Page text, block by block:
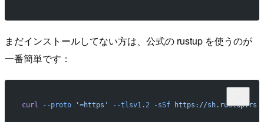
まだインストールしてない方は、公式の rustup を使うのが
一番簡単です：
curl --proto '=https' --tlsv1.2 -sSf https://sh.rustup.rs